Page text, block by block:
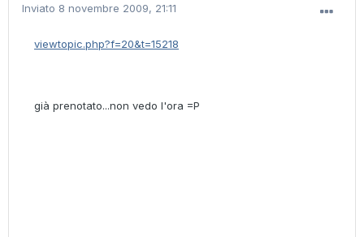
Inviato 8 novembre 2009, 21:11
viewtopic.php?f=20&t=15218
già prenotato...non vedo l'ora =P